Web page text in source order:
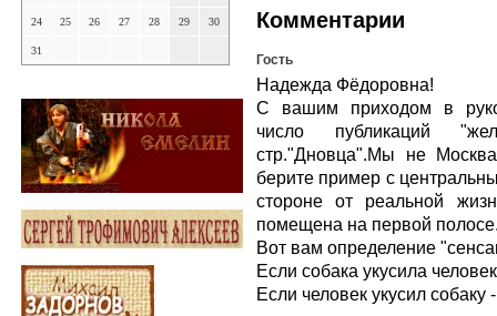
24 25 26 27 28 29 30
31
Комментарии
Гость
Надежда Фёдоровна!
С вашим приходом в
число публикаций
стр."Дновца".Мы не
берите пример с
стороне от реальной
помещена на первой
Вот вам определение
Если собака укусила
Если человек укусил собаку